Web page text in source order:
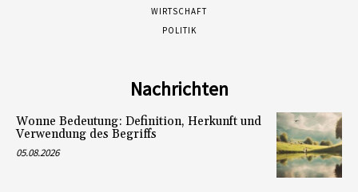
WIRTSCHAFT
POLITIK
Nachrichten
Wonne Bedeutung: Definition, Herkunft und
Verwendung des Begriffs
05.08.2026